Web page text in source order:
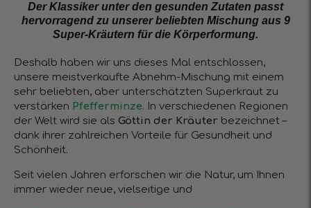
Der Klassiker unter den gesunden Zutaten passt
hervorragend zu unserer beliebten Mischung aus 9
Super-Kräutern für die Körperformung.
Deshalb haben wir uns dieses Mal entschlossen,
unsere meistverkaufte Abnehm-Mischung mit einem
sehr beliebten, aber unterschätzten Superkraut zu
verstärken Pfefferminze. In verschiedenen Regionen
der Welt wird sie als Göttin der Kräuter bezeichnet –
dank ihrer zahlreichen Vorteile für Gesundheit und
Schönheit.
Seit vielen Jahren erforschen wir die Natur, um Ihnen
immer wieder neue, vielseitige und